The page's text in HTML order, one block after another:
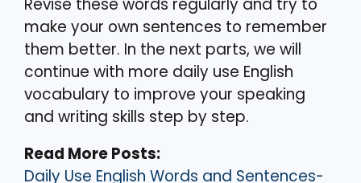
Revise these words regularly and try to
make your own sentences to remember
them better. In the next parts, we will
continue with more daily use English
vocabulary to improve your speaking
and writing skills step by step.
Read More Posts:
Daily Use English Words and Sentences-